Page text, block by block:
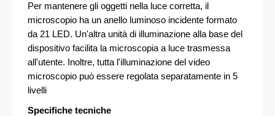
Per mantenere gli oggetti nella luce corretta, il
microscopio ha un anello luminoso incidente formato
da 21 LED. Un'altra unità di illuminazione alla base del
dispositivo facilita la microscopia a luce trasmessa
all'utente. Inoltre, tutta l'illuminazione del video
microscopio può essere regolata separatamente in 5
livelli
Specifiche tecniche